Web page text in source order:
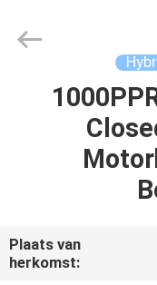
THUIS
PRODUCTEN
ONS
International
Trade
Plaats van
herkomst: